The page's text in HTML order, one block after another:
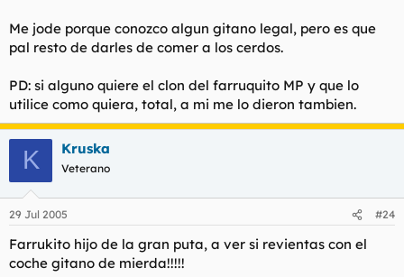
Me jode porque conozco algun gitano legal, pero es que
pal resto de darles de comer a los cerdos.
PD: si alguno quiere el clon del farruquito MP y que lo
utilice como quiera, total, a mi me lo dieron tambien.
K Kruska
Veterano
29 Jul 2005 #24
Farrukito hijo de la gran puta, a ver si revientas con el
coche gitano de mierda!!!!!